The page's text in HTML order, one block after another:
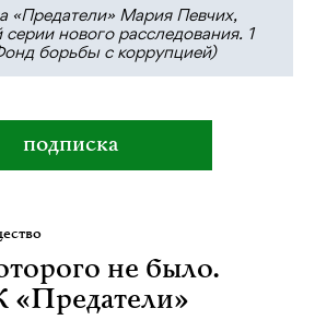
«Предатели» Мария Певчих,
серии нового расследования. 1
борьбы с коррупцией)
подписка
не было.